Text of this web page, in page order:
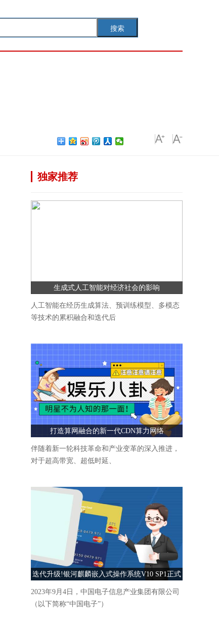
搜索
独家推荐
生成式人工智能对经济社会的影响
人工智能在经历生成算法、预训练模型、多模态
等技术的累积融合和迭代后
打造算网融合的新一代CDN算力网络
伴随着新一轮科技革命和产业变革的深入推进，
对于超高带宽、超低时延、
迭代升级!银河麒麟嵌入式操作系统V10 SP1正式
发布
2023年9月4日，中国电子信息产业集团有限公司
（以下简称“中国电子”）